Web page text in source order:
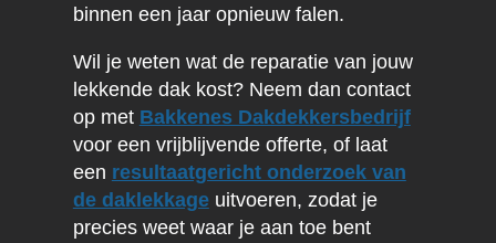
binnen een jaar opnieuw falen.
Wil je weten wat de reparatie van jouw
lekkende dak kost? Neem dan contact
op met Bakkenes Dakdekkersbedrijf
voor een vrijblijvende offerte, of laat
een resultaatgericht onderzoek van
de daklekkageuitvoeren, zodat je
precies weet waar je aan toe bent